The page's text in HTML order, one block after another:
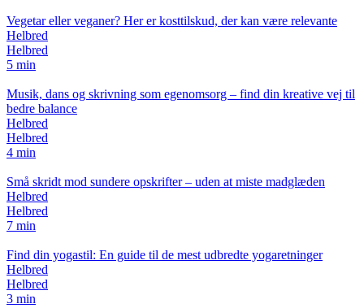
Vegetar eller veganer? Her er kosttilskud, der kan være relevante
Helbred
Helbred
5 min
Musik, dans og skrivning som egenomsorg – find din kreative vej til
bedre balance
Helbred
Helbred
4 min
Små skridt mod sundere opskrifter – uden at miste madglæden
Helbred
Helbred
7 min
Find din yogastil: En guide til de mest udbredte yogaretninger
Helbred
Helbred
3 min